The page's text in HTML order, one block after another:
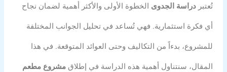
تُعتبر دراسة الجدوى الخطوة الأولى والأكثر أهمية لضمان نجاح
أي فكرة استثمارية. فهي تُساعد في تحليل الجوانب المختلفة
للمشروع، بدءاً من التكاليف وحتى العوائد المتوقعة. في هذا
المقال، سنتناول أهمية هذه الدراسة في إطلاق مشروع مطعم